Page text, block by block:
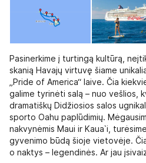
Pasinerkime į turtingą kultūrą,
skanią Havajų virtuvę šiame
„Pride of America“ laive. Čia
galime tyrinėti salą – nuo vešlios,
dramatiškų Didžiosios salos
sporto Oahu paplūdimių.
nakvynėmis Maui ir Kaua`i,
gyvenimo būdą šioje vietovėje.
o naktys – legendinės. Ar jau